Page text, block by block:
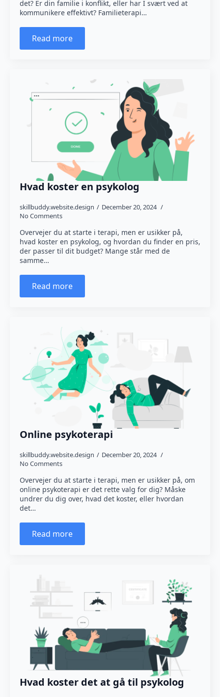
det? Er din familie i konflikt, eller har I svært ved at
kommunikere effektivt? Familieterapi…
Read more
Hvad koster en psykolog
skillbuddy.website.design
December 20, 2024
No Comments
Overvejer du at starte i terapi, men er usikker på,
hvad koster en psykolog, og hvordan du finder en pris,
der passer til dit budget? Mange står med de
samme…
Read more
Online psykoterapi
skillbuddy.website.design
December 20, 2024
No Comments
Overvejer du at starte i terapi, men er usikker på, om
online psykoterapi er det rette valg for dig? Måske
undrer du dig over, hvad det koster, eller hvordan
det…
Read more
Hvad koster det at gå til psykolog